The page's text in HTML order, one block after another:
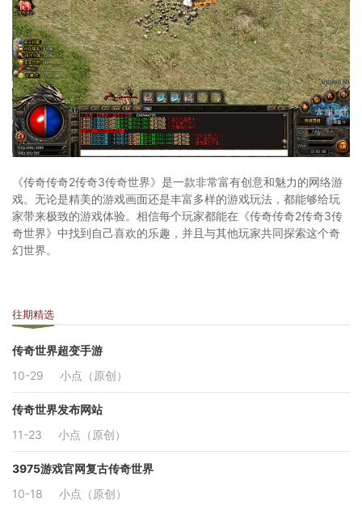
《传奇传奇2传奇3传奇世界》是一款非常富有创意和魅力的网络游
戏。无论是精美的游戏画面还是丰富多样的游戏玩法，都能够给玩
家带来极致的游戏体验。相信每个玩家都能在《传奇传奇2传奇3传
奇世界》中找到自己喜欢的乐趣，并且与其他玩家共同探索这个奇
幻世界。
往期精选
传奇世界超变手游
10-29
小点（原创）
传奇世界发布网站
11-23
小点（原创）
3975游戏官网复古传奇世界
10-18
小点（原创）